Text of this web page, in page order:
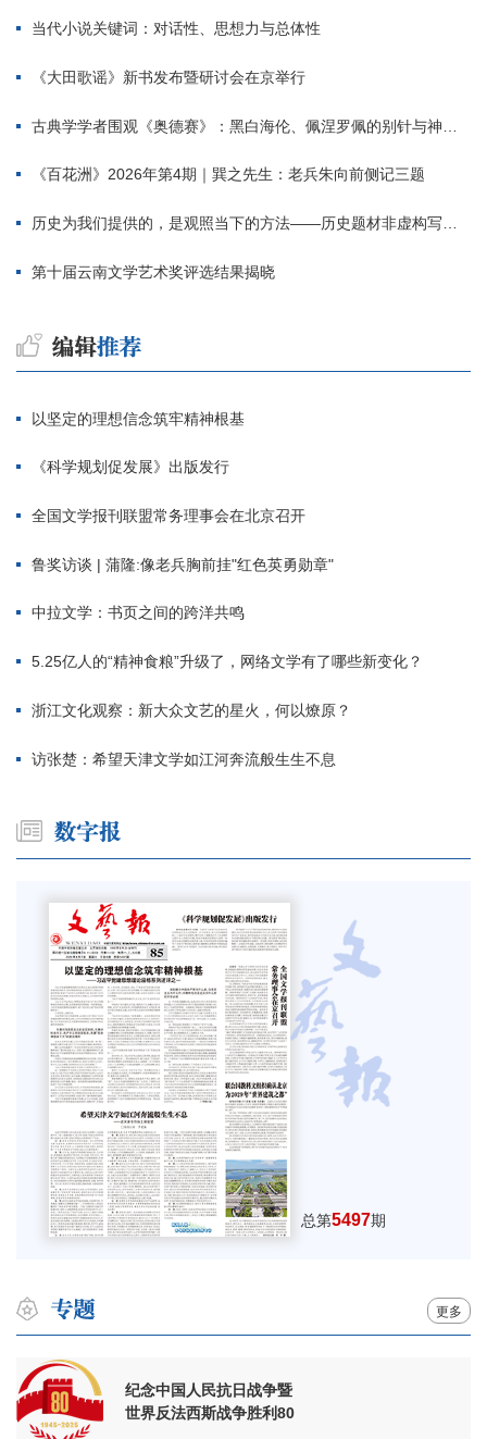
当代小说关键词：对话性、思想力与总体性
《大田歌谣》新书发布暨研讨会在京举行
古典学学者围观《奥德赛》：黑白海伦、佩涅罗佩的别针与神秘入侵者
《百花洲》2026年第4期｜巽之先生：老兵朱向前侧记三题
历史为我们提供的，是观照当下的方法——历史题材非虚构写作多人谈
第十届云南文学艺术奖评选结果揭晓
以坚定的理想信念筑牢精神根基
《科学规划促发展》出版发行
全国文学报刊联盟常务理事会在北京召开
鲁奖访谈 | 蒲隆:像老兵胸前挂"红色英勇勋章"
中拉文学：书页之间的跨洋共鸣
5.25亿人的“精神食粮”升级了，网络文学有了哪些新变化？
浙江文化观察：新大众文艺的星火，何以燎原？
访张楚：希望天津文学如江河奔流般生生不息
总第5497期
更多
纪念中国人民抗日战争暨
世界反法西斯战争胜利80